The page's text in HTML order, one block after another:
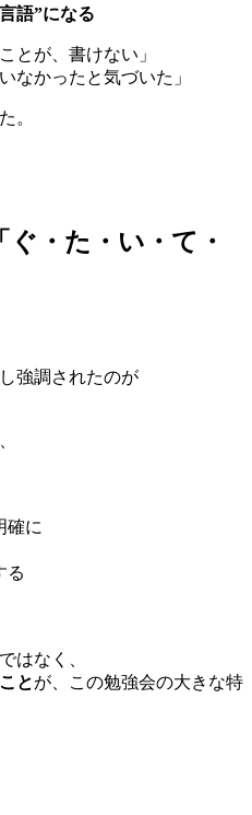
語”になる
とが、書けない」
なかったと気づいた」
。
・た・い・て・
強調されたのが
確に
る
はなく、
とが、この勉強会の大きな特